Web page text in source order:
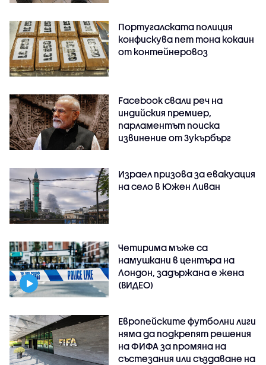
Португалската полиция
конфискува пет тона кокаин
от контейнеровоз
Facebook свали реч на
индийския премиер,
парламентът поиска
извинение от Зукърбърг
Израел призова за евакуация
на село в Южен Ливан
Четирима мъже са
намушкани в центъра на
Лондон, задържана е жена
(ВИДЕО)
Европейските футболни лиги
няма да подкрепят решения
на ФИФА за промяна на
състезания или създаване на